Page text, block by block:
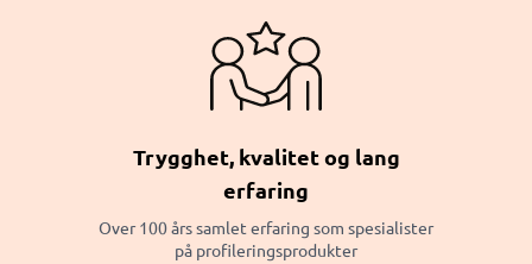
Trygghet, kvalitet og lang
erfaring
Over 100 års samlet erfaring som spesialister
på profileringsprodukter